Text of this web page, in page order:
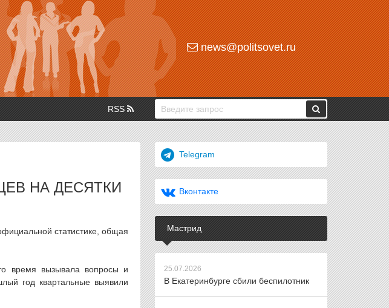
news@politsovet.ru
RSS
НА ДЕСЯТКИ
статистике, общая
время вызывала вопросы и
год квартальные выявили
Telegram
Вконтакте
Мастрид
25.07.2026
В Екатеринбурге сбили беспилотник